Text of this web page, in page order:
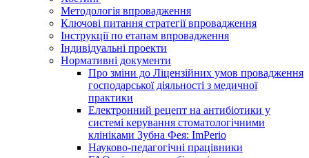
Методологія впровадження
Ключові питання стратегії впровадження
Інструкції по етапам впровадження
Індивідуальні проекти
Нормативні документи
Про зміни до Ліцензійних умов провадження
господарської діяльності з медичної
практики
Електронний рецепт на антибіотики у
системі керування стоматологічними
клініками Зубна Фея: ImPerio
Науково-педагогічні працівники